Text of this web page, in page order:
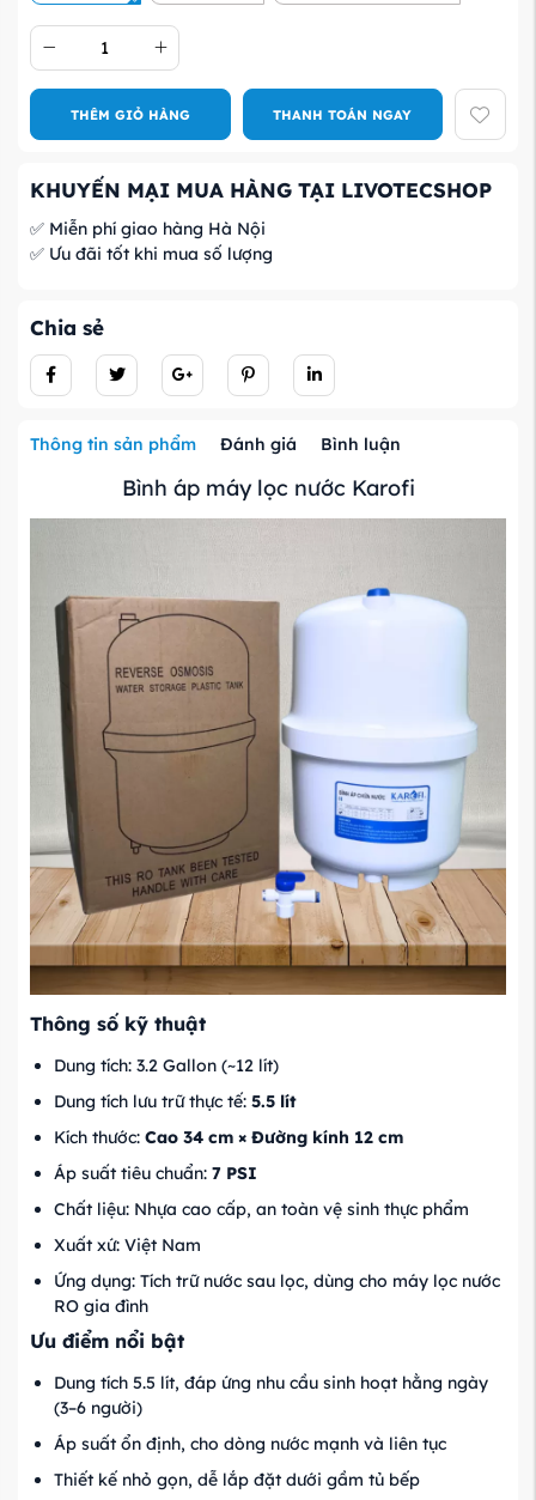
THÊM GIỎ HÀNG THANH TOÁN NGAY
KHUYẾN MẠI MUA HÀNG TẠI LIVOTECSHOP
✅ Miễn phí giao hàng Hà Nội
✅ Ưu đãi tốt khi mua số lượng
Chia sẻ
Thông tin sản phẩm Đánh giá Bình luận
Bình áp máy lọc nước Karofi
Thông số kỹ thuật
Dung tích: 3.2 Gallon (~12 lít)
Dung tích lưu trữ thực tế: 5.5 lít
Kích thước: Cao 34 cm × Đường kính 12 cm
Áp suất tiêu chuẩn: 7 PSI
Chất liệu: Nhựa cao cấp, an toàn vệ sinh thực phẩm
Xuất xứ: Việt Nam
Ứng dụng: Tích trữ nước sau lọc, dùng cho máy lọc nước
RO gia đình
Ưu điểm nổi bật
Dung tích 5.5 lít, đáp ứng nhu cầu sinh hoạt hằng ngày
(3–6 người)
Áp suất ổn định, cho dòng nước mạnh và liên tục
Thiết kế nhỏ gọn, dễ lắp đặt dưới gầm tủ bếp